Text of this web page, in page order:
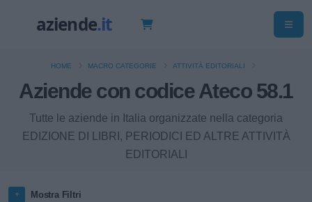
Aziende con codice Ateco 58.1
Tutte le aziende in Italia organizzate nella categoria
EDIZIONE DI LIBRI, PERIODICI ED ALTRE ATTIVITÀ
EDITORIALI
HOME MACRO CATEGORIE ATTIVITÀ EDITORIALI
Mostra Filtri